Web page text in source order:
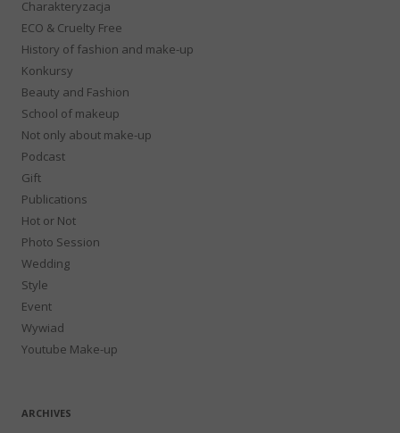
Charakteryzacja
ECO & Cruelty Free
History of fashion and make-up
Konkursy
Beauty and Fashion
School of makeup
Not only about make-up
Podcast
Gift
Publications
Hot or Not
Photo Session
Wedding
Style
Event
Wywiad
Youtube Make-up
ARCHIVES